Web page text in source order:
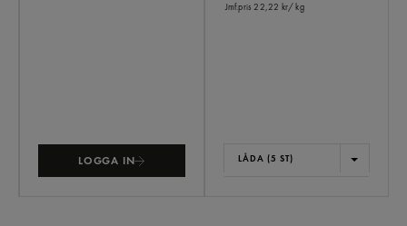
LOGGA IN
Jmf.pris 22,22 kr/ kg
LÅDA (5 ST)